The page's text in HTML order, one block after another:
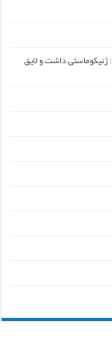
انتقاد تند یوتیوبر کانادایی از قهرمانی سمسون داودا در مستر المپیا ۲۰۲۴: ژنیکوماستی داشت و لایق